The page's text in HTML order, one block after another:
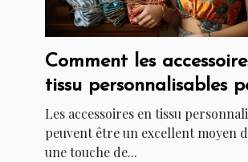
Comment les
tissu personnalisables
ajouter une touche de
créativité à votre
Les accessoires en tissu
peuvent être un excellent moyen
une touche de...